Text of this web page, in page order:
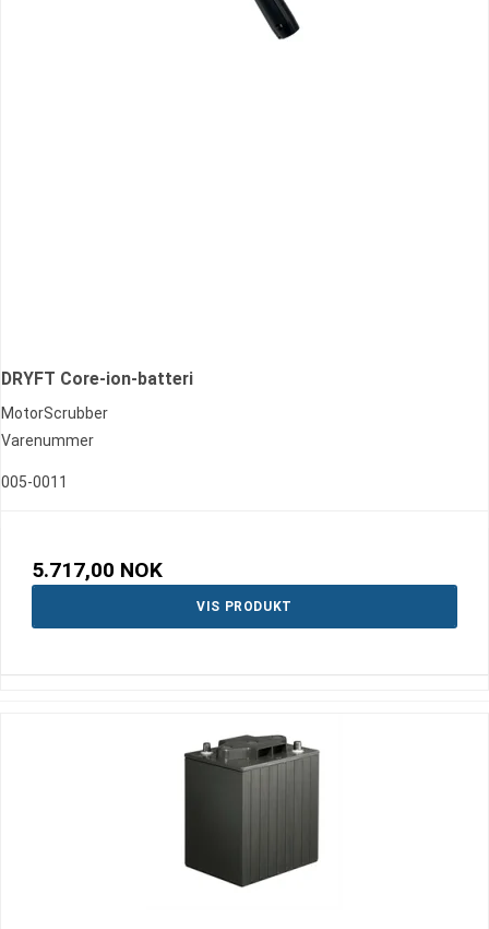
DRYFT Core-ion-batteri
MotorScrubber
Varenummer
005-0011
5.717,00 NOK
VIS PRODUKT